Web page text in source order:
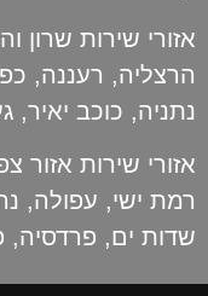
אזורי שירות שרון
הרצליה, רעננה,
נתניה, כוכב יאיר,
אזורי שירות אזור
רמת ישי, עפולה,
שדות ים, פרדסיה,